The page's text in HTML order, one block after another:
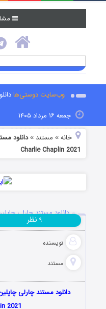
وب‌سایت دوستی‌ها
جمعه ۱۶ مرداد ۱۴۰۵
خانه » مستند »
Charlie Chaplin 2021
2021
نویسنده
مستند
۹ نظر
2021